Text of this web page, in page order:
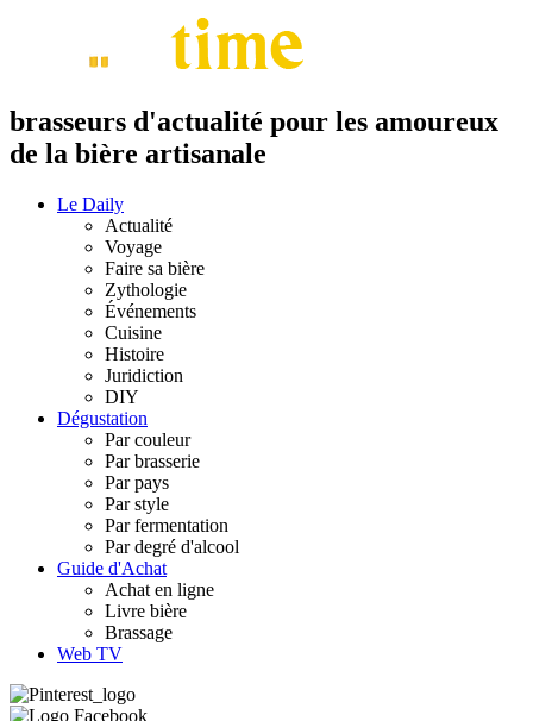
brasseurs d'actualité pour les amoureux
de la bière artisanale
Le Daily
Actualité
Voyage
Faire sa bière
Zythologie
Événements
Cuisine
Histoire
Juridiction
DIY
Dégustation
Par couleur
Par brasserie
Par pays
Par style
Par fermentation
Par degré d'alcool
Guide d'Achat
Achat en ligne
Livre bière
Brassage
Web TV